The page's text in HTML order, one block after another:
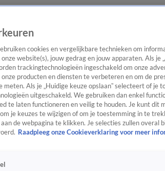
cookies en vergelijkbare technieken om
website(s), jouw gedrag en jouw apparaten. Als je
trackingtechnologieën ingeschakeld om onze
producten en diensten te verbeteren en om de
Als je „Huidige keuze opslaan” selecteert of je
uitgeschakeld. We gebruiken dan enkel
te laten functioneren en veilig te houden. Je kunt dit
je keuzes te wijzigen of om je toestemming in te
de webpagina te klikken. Je selecties zullen overal
Raadpleeg onze Cookieverklaring voor meer